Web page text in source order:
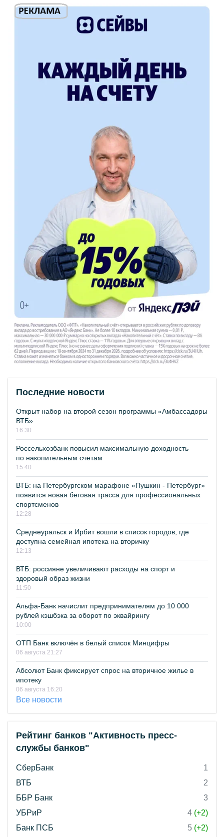
Последние новости
Открыт набор на второй сезон программы «Амбассадоры
ВТБ»
16:30
Россельхозбанк повысил максимальную доходность
по накопительным счетам
15:40
ВТБ: на Петербургском марафоне «Пушкин - Петербург»
появится новая беговая трасса для профессиональных
спортсменов
12:28
Среднеуральск и Ирбит вошли в список городов, где
доступна семейная ипотека на вторичку
12:13
ВТБ: россияне увеличивают расходы на спорт и
здоровый образ жизни
11:50
Альфа-Банк начислит предпринимателям до 10 000
рублей кэшбэка за оборот по эквайрингу
10:00
ОТП Банк включён в белый список Минцифры
06 августа 21:27
Абсолют Банк фиксирует спрос на вторичное жилье в
ипотеку
06 августа 16:20
Все новости
Рейтинг банков "Активность пресс-
службы банков"
СберБанк
1
ВТБ
2
ББР Банк
3
УБРиР
4 (+2)
Банк ПСБ
5 (+2)